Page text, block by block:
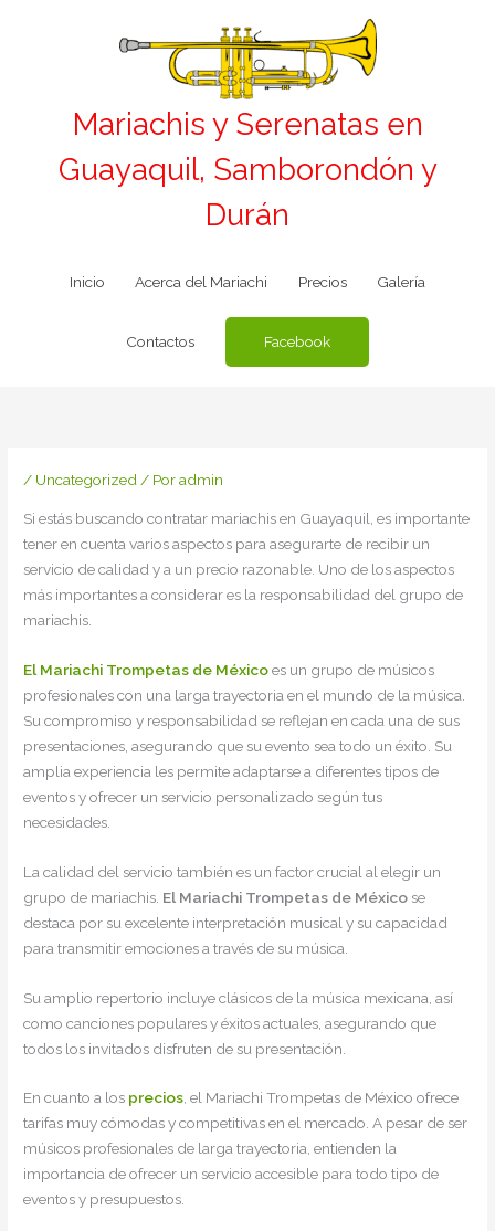
Mariachis y Serenatas en
Guayaquil, Samborondón y
Durán
Inicio Acerca del Mariachi Precios Galería
Contactos Facebook
/ Uncategorized/ Poradmin
Si estás buscando contratar mariachis en Guayaquil, es importante
tener en cuenta varios aspectos para asegurarte de recibir un
servicio de calidad y a un precio razonable. Uno de los aspectos
más importantes a considerar es la responsabilidad del grupo de
mariachis.
El Mariachi Trompetas de Méxicoes un grupo de músicos
profesionales con una larga trayectoria en el mundo de la música.
Su compromiso y responsabilidad se reflejan en cada una de sus
presentaciones, asegurando que su evento sea todo un éxito. Su
amplia experiencia les permite adaptarse a diferentes tipos de
eventos y ofrecer un servicio personalizado según tus
necesidades.
La calidad del servicio también es un factor crucial al elegir un
grupo de mariachis. El Mariachi Trompetas de México se
destaca por su excelente interpretación musical y su capacidad
para transmitir emociones a través de su música.
Su amplio repertorio incluye clásicos de la música mexicana, así
como canciones populares y éxitos actuales, asegurando que
todos los invitados disfruten de su presentación.
En cuanto a los precios, el Mariachi Trompetas de México ofrece
tarifas muy cómodas y competitivas en el mercado. A pesar de ser
músicos profesionales de larga trayectoria, entienden la
importancia de ofrecer un servicio accesible para todo tipo de
eventos y presupuestos.